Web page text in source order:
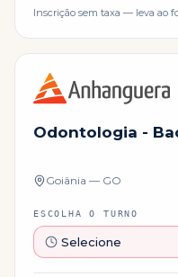
Inscrição sem taxa — leva ao
Odontologia -
Goiânia — GO
ESCOLHA O TURNO